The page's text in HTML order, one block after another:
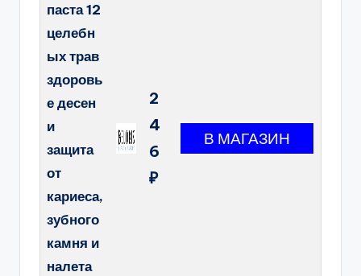
паста 12
целебн
ых трав
здоровь
е десен
и
защита
от
кариеса,
зубного
камня и
налета
2
4
6
₽